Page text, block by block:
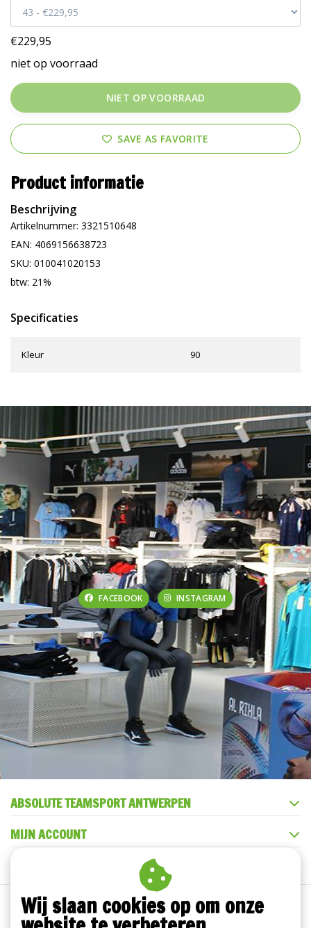
€229,95
niet op voorraad
NIET OP VOORRAAD
SAVE AS FAVORITE
Product informatie
Beschrijving
Artikelnummer: 3321510648
EAN: 4069156638723
SKU: 010041020153
btw: 21%
Specificaties
Kleur 90
FACEBOOK INSTAGRAM
ABSOLUTE TEAMSPORT ANTWERPEN
MIJN ACCOUNT
Wij slaan cookies op om onze